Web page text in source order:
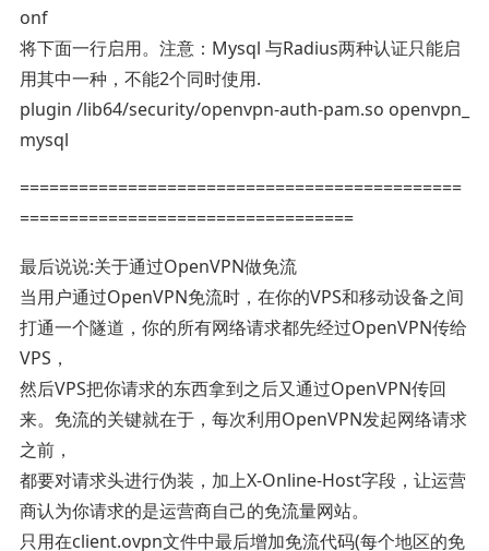
onf
将下面一行启用。注意：Mysql 与Radius两种认证只能启
用其中一种，不能2个同时使用.
plugin /lib64/security/openvpn-auth-pam.so openvpn_
mysql
=============================================
==================================
最后说说:关于通过OpenVPN做免流
当用户通过OpenVPN免流时，在你的VPS和移动设备之间
打通一个隧道，你的所有网络请求都先经过OpenVPN传给
VPS，
然后VPS把你请求的东西拿到之后又通过OpenVPN传回
来。免流的关键就在于，每次利用OpenVPN发起网络请求
之前，
都要对请求头进行伪装，加上X-Online-Host字段，让运营
商认为你请求的是运营商自己的免流量网站。
只用在client.ovpn文件中最后增加免流代码(每个地区的免